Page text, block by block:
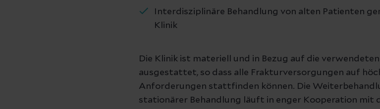
Interdisziplinäre Behandlung von alten Patienten
Klinik
Die Klinik ist materiell und in Bezug auf die
ausgestattet, so dass alle Frakturversorgungen auf
Anforderungen stattfinden können. Die
stationärer Behandlung läuft in enger Kooperation mit